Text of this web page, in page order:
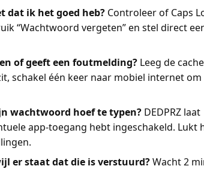
dat ik het goed heb? Controleer of Caps
“Wachtwoord vergeten” en stel direct
of geeft een foutmelding? Leeg de
schakel één keer naar mobiel internet
wachtwoord hoef te typen? DEDPRZ laat
app-toegang hebt ingeschakeld. Lukt
er staat dat die is verstuurd?Wacht 2